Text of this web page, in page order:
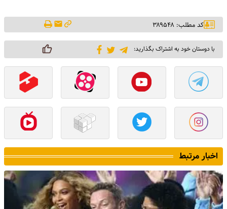
کد مطلب: ۳۸۹۵۴۸
با دوستان خود به اشتراک بگذارید:
اخبار مرتبط